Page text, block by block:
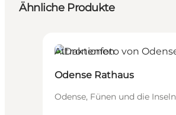
Ähnliche Produkte
Attraktionen
Odense Rathaus
Odense, Fünen und die Inseln